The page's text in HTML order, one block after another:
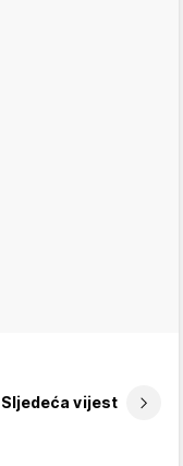
Sljedeća vijest